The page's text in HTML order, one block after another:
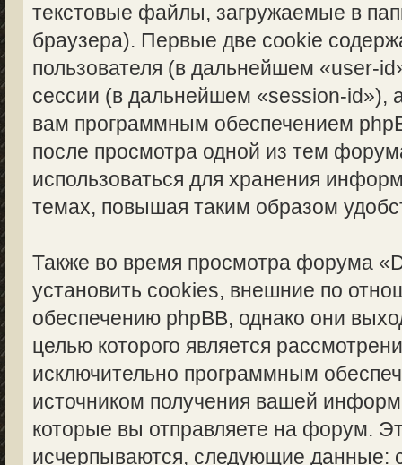
текстовые файлы, загружаемые в
браузера). Первые две cookie
пользователя (в дальнейшем «user-
сессии (в дальнейшем «session-id»),
вам программным обеспечением
после просмотра одной из тем
использоваться для хранения
темах, повышая таким образом
Также во время просмотра форума
установить cookies, внешние по
обеспечению phpBB, однако они
целью которого является
исключительно программным
источником получения вашей
которые вы отправляете на форум.
исчерпываются, следующие